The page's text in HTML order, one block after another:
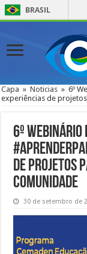
BRASIL
Capa » Noticias » 6º
experiências de
6º Webinário
de projetos
comunidade
30 de setembro de